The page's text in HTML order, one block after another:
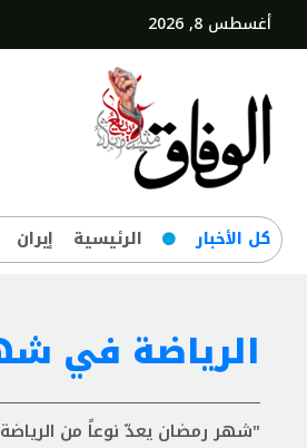
أغسطس 8, 2026
کل‌ الأخبار الرئيسية إيران
الرياضة في
"شهر رمضان يعدّ نوعاً من الرياضة